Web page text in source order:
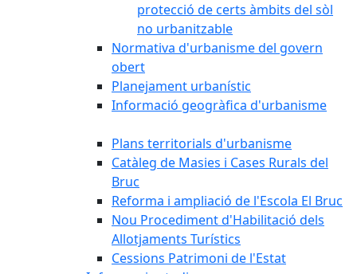
protecció de certs àmbits del sòl
no urbanitzable
Normativa d'urbanisme del govern
obert
Planejament urbanístic
Informació geogràfica d'urbanisme
Plans territorials d'urbanisme
Catàleg de Masies i Cases Rurals del
Bruc
Reforma i ampliació de l'Escola El Bruc
Nou Procediment d'Habilitació dels
Allotjaments Turístics
Cessions Patrimoni de l'Estat